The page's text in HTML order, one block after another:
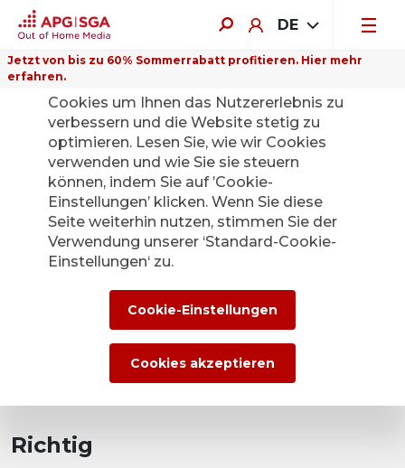
DE
Jetzt von bis zu 60% Sommerrabatt profitieren. Hier mehr
erfahren.
Richtig
Auf dieser Website verwenden wir
Cookies um Ihnen das Nutzererlebnis zu
verbessern und die Website stetig zu
optimieren. Lesen Sie, wie wir Cookies
verwenden und wie Sie sie steuern
können, indem Sie auf ’Cookie-
Einstellungen’ klicken. Wenn Sie diese
Seite weiterhin nutzen, stimmen Sie der
Verwendung unserer ‘Standard-Cookie-
Einstellungen‘ zu.
Cookie-Einstellungen
Cookies akzeptieren